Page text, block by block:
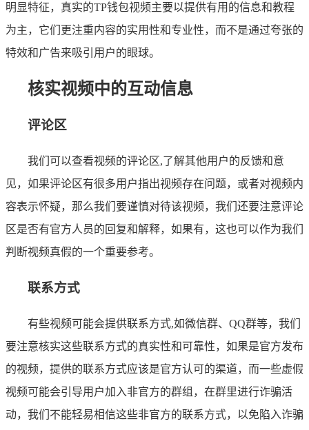
明显特征，真实的TP钱包视频主要以提供有用的信息和教程
为主，它们更注重内容的实用性和专业性，而不是通过夸张的
特效和广告来吸引用户的眼球。
核实视频中的互动信息
评论区
我们可以查看视频的评论区,了解其他用户的反馈和意
见，如果评论区有很多用户指出视频存在问题，或者对视频内
容表示怀疑，那么我们要谨慎对待该视频，我们还要注意评论
区是否有官方人员的回复和解释，如果有，这也可以作为我们
判断视频真假的一个重要参考。
联系方式
有些视频可能会提供联系方式,如微信群、QQ群等，我们
要注意核实这些联系方式的真实性和可靠性，如果是官方发布
的视频，提供的联系方式应该是官方认可的渠道，而一些虚假
视频可能会引导用户加入非官方的群组，在群里进行诈骗活
动，我们不能轻易相信这些非官方的联系方式，以免陷入诈骗